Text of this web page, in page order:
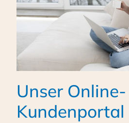
Unser Online-
Kundenportal